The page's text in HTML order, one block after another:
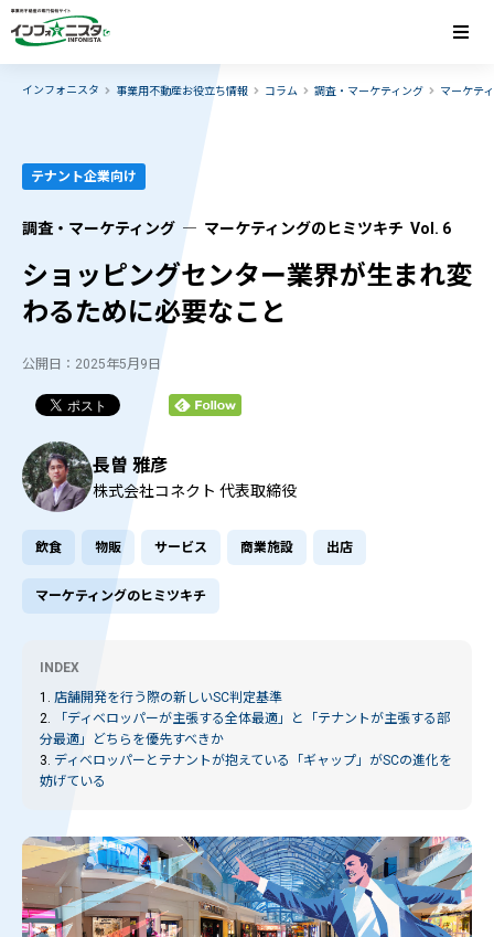
インフォニスタ 事業用不動産お役立ち情報 コラム 調査・マーケティング マーケテ
テナント企業向け
調査・マーケティング ― マーケティングのヒミツキチ Vol. 6
ショッピングセンター業界が生まれ変
わるために必要なこと
公開日：2025年5月9日
長曽 雅彦
株式会社コネクト 代表取締役
飲食 物販 サービス 商業施設 出店
マーケティングのヒミツキチ
INDEX
1. 店舗開発を行う際の新しいSC判定基準
2.
「ディベロッパーが主張する全体最適」と「テナントが主張する部
分最適」どちらを優先すべきか
3. ディベロッパーとテナントが抱えている「ギャップ」がSCの進化を
妨げている